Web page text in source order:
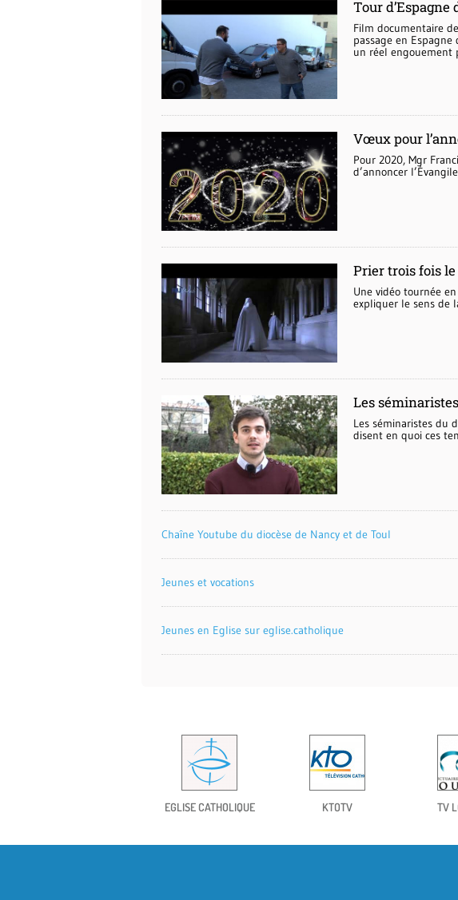
Tour
Film documentaire
passage en
un réel engouement
Vœux pour
Pour 2020, Mgr
d’annoncer
Prier trois fois
Une vidéo tournée
expliquer le sens de
Les
Les séminaristes du
disent en quoi ces
Chaîne Youtube du diocèse de Nancy et de Toul
Jeunes et vocations
Jeunes en Eglise sur eglise.catholique
EGLISE CATHOLIQUE KTOTV TV